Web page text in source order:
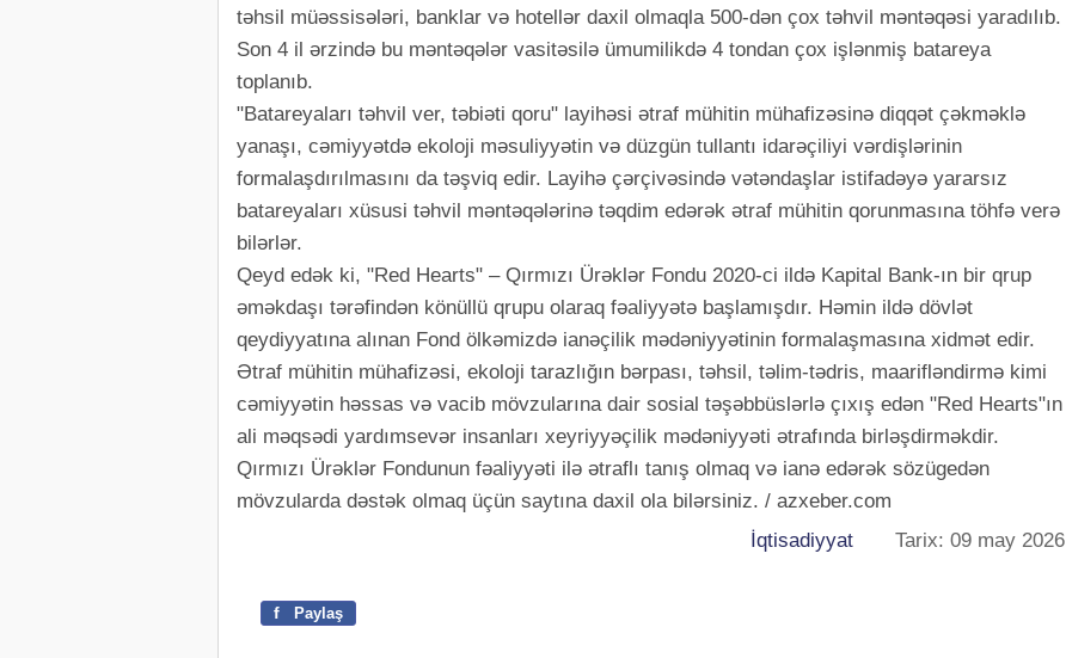
təhsil müəssisələri, banklar və hotellər daxil olmaqla 500-dən çox təhvil məntəqəsi yaradılıb.
Son 4 il ərzində bu məntəqələr vasitəsilə ümumilikdə 4 tondan çox işlənmiş batareya
toplanıb.
"Batareyaları təhvil ver, təbiəti qoru" layihəsi ətraf mühitin mühafizəsinə diqqət çəkməklə
yanaşı, cəmiyyətdə ekoloji məsuliyyətin və düzgün tullantı idarəçiliyi vərdişlərinin
formalaşdırılmasını da təşviq edir. Layihə çərçivəsində vətəndaşlar istifadəyə yararsız
batareyaları xüsusi təhvil məntəqələrinə təqdim edərək ətraf mühitin qorunmasına töhfə verə
bilərlər.
Qeyd edək ki, "Red Hearts" – Qırmızı Ürəklər Fondu 2020-ci ildə Kapital Bank-ın bir qrup
əməkdaşı tərəfindən könüllü qrupu olaraq fəaliyyətə başlamışdır. Həmin ildə dövlət
qeydiyyatına alınan Fond ölkəmizdə ianəçilik mədəniyyətinin formalaşmasına xidmət edir.
Ətraf mühitin mühafizəsi, ekoloji tarazlığın bərpası, təhsil, təlim-tədris, maarifləndirmə kimi
cəmiyyətin həssas və vacib mövzularına dair sosial təşəbbüslərlə çıxış edən "Red Hearts"ın
ali məqsədi yardımsevər insanları xeyriyyəçilik mədəniyyəti ətrafında birləşdirməkdir.
Qırmızı Ürəklər Fondunun fəaliyyəti ilə ətraflı tanış olmaq və ianə edərək sözügedən
mövzularda dəstək olmaq üçün saytına daxil ola bilərsiniz. / azxeber.com
İqtisadiyyat Tarix: 09 may 2026
f Paylaş